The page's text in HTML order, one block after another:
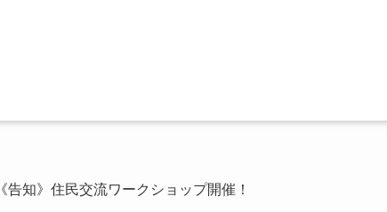
《告知》住民交流ワークショップ開催！